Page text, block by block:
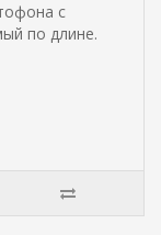
с
по длине.